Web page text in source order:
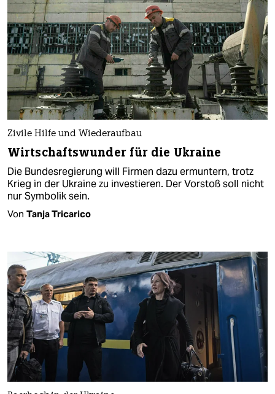
Zivile Hilfe und Wiederaufbau
Wirtschaftswunder für die Ukraine
Die Bundesregierung will Firmen dazu ermuntern, trotz
Krieg in der Ukraine zu investieren. Der Vorstoß soll nicht
nur Symbolik sein.
Von Tanja Tricarico